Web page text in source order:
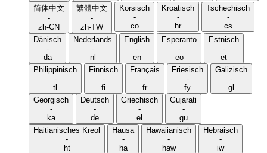
简体中文
-
zh-CN
繁體中文
-
zh-TW
Korsisch
-
co
Kroatisch
-
hr
Tschechisch
-
cs
Dänisch
-
da
Nederlands
-
nl
English
-
en
Esperanto
-
eo
Estnisch
-
et
Philippinisch
-
tl
Finnisch
-
fi
Français
-
fr
Friesisch
-
fy
Galizisch
-
gl
Georgisch
-
ka
Deutsch
-
de
Griechisch
-
el
Gujarati
-
gu
Haitianisches Kreol
-
ht
Hausa
-
ha
Hawaiianisch
-
haw
Hebräisch
-
iw